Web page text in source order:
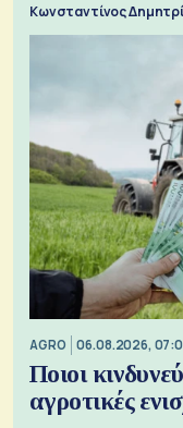
Κωνσταντίνος
AGRO 06.08.2026,
Ποιοι
αγροτικές